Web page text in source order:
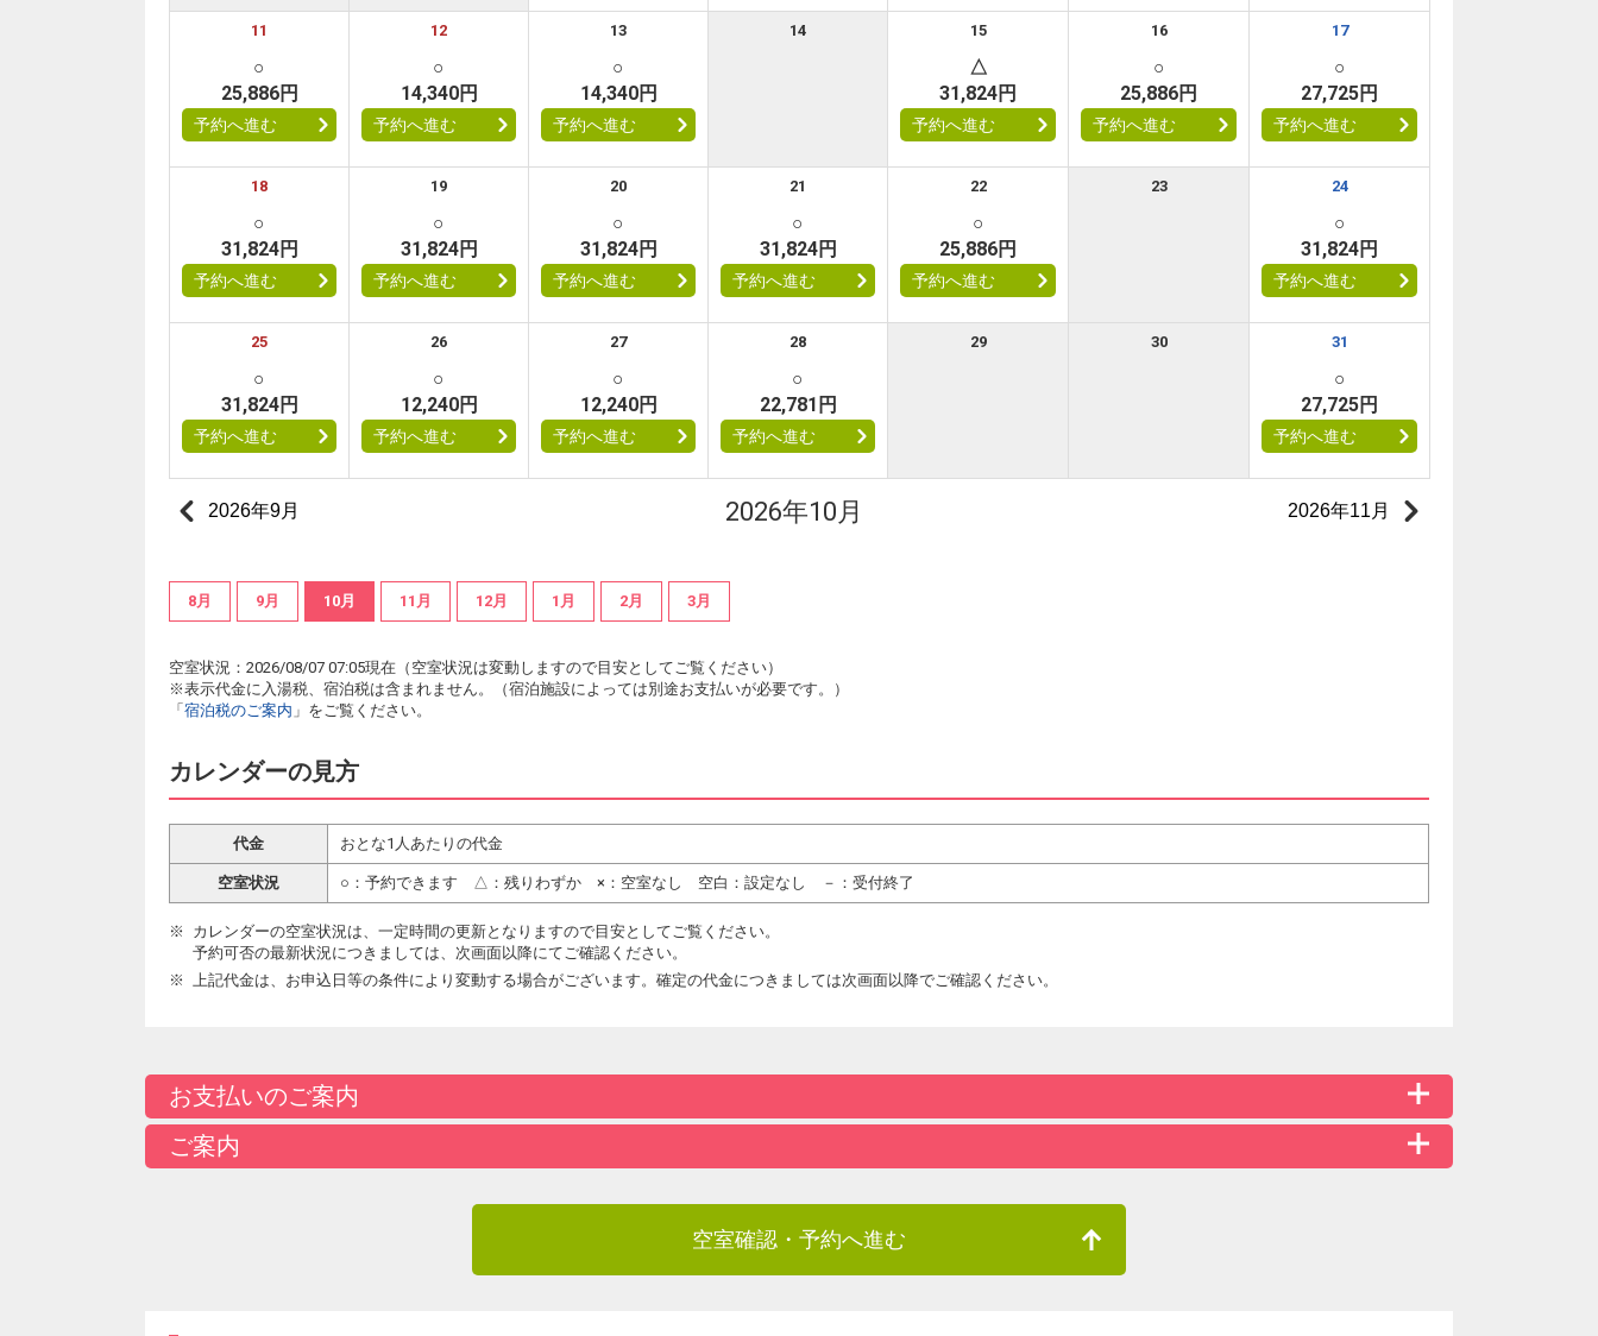
11
○
25,886円
予約へ進む
12
○
14,340円
予約へ進む
13
○
14,340円
予約へ進む
14 15
△
31,824円
予約へ進む
16
○
25,886円
予約へ進む
17
○
27,725円
予約へ進む
18
○
31,824円
予約へ進む
19
○
31,824円
予約へ進む
20
○
31,824円
予約へ進む
21
○
31,824円
予約へ進む
22
○
25,886円
予約へ進む
23 24
○
31,824円
予約へ進む
25
○
31,824円
予約へ進む
26
○
12,240円
予約へ進む
27
○
12,240円
予約へ進む
28
○
22,781円
予約へ進む
29 30 31
○
27,725円
予約へ進む
2026年9月 2026年10月 2026年11月
8月 9月 10月 11月 12月 1月 2月 3月
空室状況：2026/08/07 07:05現在（空室状況は変動しますので目安としてご覧ください）
※表示代金に入湯税、宿泊税は含まれません。（宿泊施設によっては別途お支払いが必要です。）
「 宿泊税のご案内 」をご覧ください。
カレンダーの見方
代金 おとな1人あたりの代金
空室状況 ○：予約できます △：残りわずか ×：空室なし 空白：設定なし －：受付終了
カレンダーの空室状況は、一定時間の更新となりますので目安としてご覧ください。
予約可否の最新状況につきましては、次画面以降にてご確認ください。
上記代金は、お申込日等の条件により変動する場合がございます。確定の代金につきましては次画面以降でご確認ください。
お支払いのご案内
ご案内
空室確認・予約へ進む